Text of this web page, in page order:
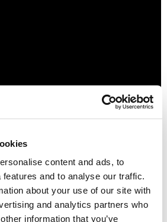
content and ads, to
and to analyse our traffic.
about your use of our site with
and analytics partners who
information that you’ve
Pistola Digitale di